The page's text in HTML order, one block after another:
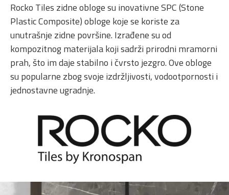
Rocko Tiles zidne obloge su inovativne SPC (Stone
Plastic Composite) obloge koje se koriste za
unutrašnje zidne površine. Izrađene su od
kompozitnog materijala koji sadrži prirodni mramorni
prah, što im daje stabilno i čvrsto jezgro. Ove obloge
su popularne zbog svoje izdržljivosti, vodootpornosti i
jednostavne ugradnje.